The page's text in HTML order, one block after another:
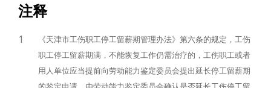
注释
1
《天津市工伤职工停工留薪期管理办法》第六条的规定，工伤
职工停工留薪期满，不能恢复工作仍需治疗的，工伤职工或者
用人单位应当提前向劳动能力鉴定委员会提出延长停工留薪期